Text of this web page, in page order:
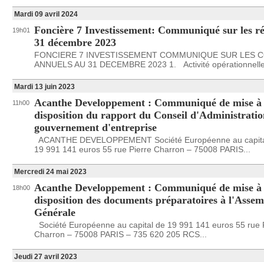
Mardi 09 avril 2024
19h01
Foncière 7 Investissement: Communiqué sur les
31 décembre 2023
FONCIERE 7 INVESTISSEMENT COMMUNIQUE SUR LES
ANNUELS AU 31 DECEMBRE 2023 1. Activité
Mardi 13 juin 2023
11h00
Acanthe Developpement : Communiqué de mise à
disposition du rapport du Conseil
gouvernement d'entreprise
ACANTHE DEVELOPPEMENT Société Européenne au
19 991 141 euros 55 rue Pierre Charron – 75008 PARIS...
Mercredi 24 mai 2023
18h00 Acanthe Developpement : Communiqué de mise à
disposition des documents préparatoires à
Générale
Société Européenne au capital de 19 991 141 euros 55 rue
Charron – 75008 PARIS – 735 620 205 RCS...
Jeudi 27 avril 2023